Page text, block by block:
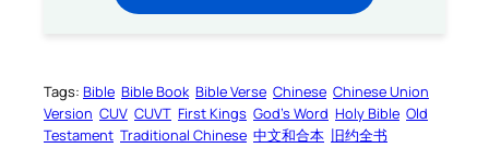
Tags: Bible Bible Book Bible Verse Chinese Chinese Union
Version CUV CUVT First Kings God’s Word Holy Bible Old
Testament Traditional Chinese 中文和合本 旧约全书